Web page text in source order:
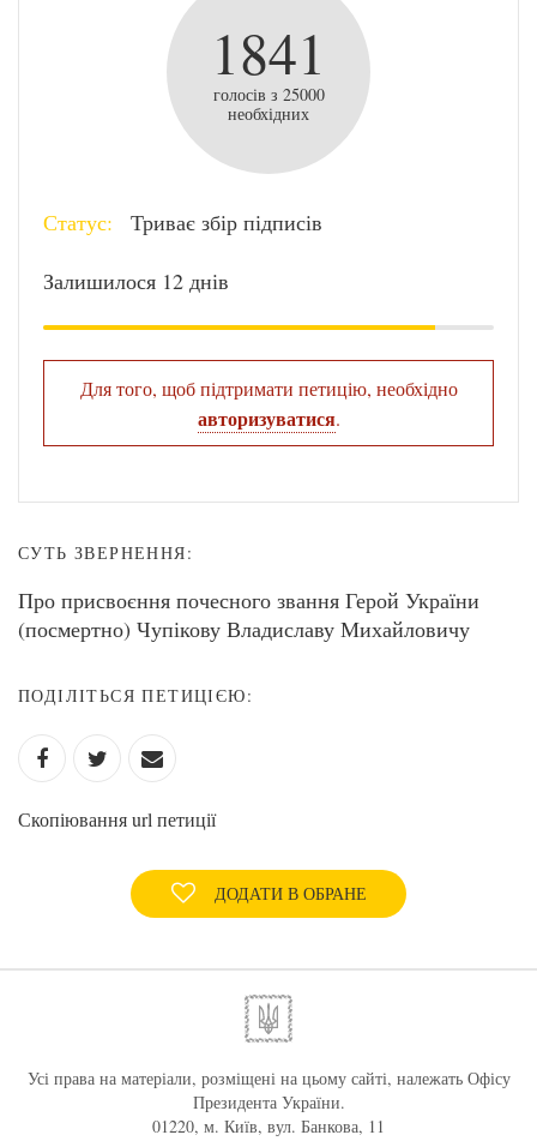
1841
голосів з 25000
необхідних
Статус: Триває збір підписів
Залишилося 12 днів
Для того, щоб підтримати петицію, необхідно
авторизуватися.
СУТЬ ЗВЕРНЕННЯ:
Про присвоєння почесного звання Герой України
(посмертно) Чупікову Владиславу Михайловичу
ПОДІЛІТЬСЯ ПЕТИЦІЄЮ:
Скопіювання url петиції
ДОДАТИ В ОБРАНЕ
Усі права на матеріали, розміщені на цьому сайті, належать Офісу
Президента України.
01220, м. Київ, вул. Банкова, 11